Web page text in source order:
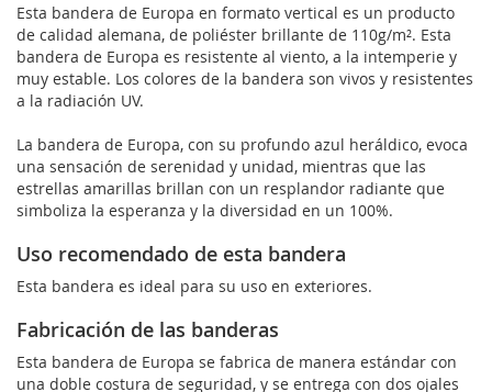
Esta bandera de Europa en formato vertical es un producto
de calidad alemana, de poliéster brillante de 110g/m². Esta
bandera de Europa es resistente al viento, a la intemperie y
muy estable. Los colores de la bandera son vivos y resistentes
a la radiación UV.
La bandera de Europa, con su profundo azul heráldico, evoca
una sensación de serenidad y unidad, mientras que las
estrellas amarillas brillan con un resplandor radiante que
simboliza la esperanza y la diversidad en un 100%.
Uso recomendado de esta bandera
Esta bandera es ideal para su uso en exteriores.
Fabricación de las banderas
Esta bandera de Europa se fabrica de manera estándar con
una doble costura de seguridad, y se entrega con dos ojales